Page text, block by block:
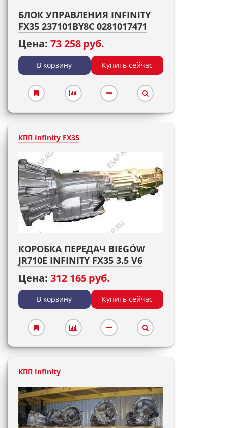
БЛОК УПРАВЛЕНИЯ INFINITY
FX35 237101BY8C 0281017471
Цена: 73 258 руб.
В корзину Купить сейчас
КПП Infinity FX35
КОРОБКА ПЕРЕДАЧ BIEGÓW
JR710E INFINITY FX35 3.5 V6
Цена: 312 165 руб.
В корзину Купить сейчас
КПП Infinity